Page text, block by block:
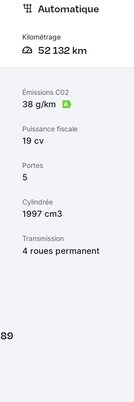
Automatique
Kilométrage
52 132 km
Émissions C02
38 g/km A
Puissance fiscale
19 cv
Portes
5
Cylindrée
1997 cm3
Transmission
4 roues permanent
89